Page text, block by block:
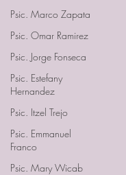
Psic. Marco Zapata
Psic. Omar Ramirez
Psic. Jorge Fonseca
Psic. Estefany
Hernandez
Psic. Itzel Trejo
Psic. Emmanuel
Franco
Psic. Mary Wicab